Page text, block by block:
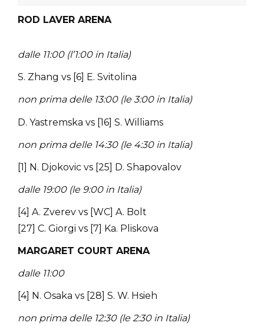
ROD LAVER ARENA
dalle 11:00 (l’1:00 in Italia)
S. Zhang vs [6] E. Svitolina
non prima delle 13:00 (le 3:00 in Italia)
D. Yastremska vs [16] S. Williams
non prima delle 14:30 (le 4:30 in Italia)
[1] N. Djokovic vs [25] D. Shapovalov
dalle 19:00 (le 9:00 in Italia)
[4] A. Zverev vs [WC] A. Bolt
[27] C. Giorgi vs [7] Ka. Pliskova
MARGARET COURT ARENA
dalle 11:00
[4] N. Osaka vs [28] S. W. Hsieh
non prima delle 12:30 (le 2:30 in Italia)